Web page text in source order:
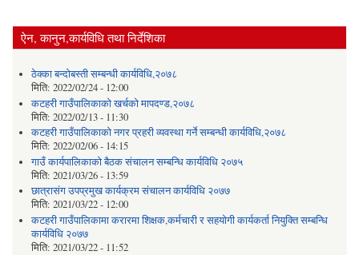
ऐन, कानुन,कार्यविधि तथा निर्देशिका
ठेक्का बन्दोबस्ती सम्बन्धी कार्यविधि,२०७८
मिति: 2022/02/24 - 12:00
कटहरी गाउँपालिकाको खर्चको मापदण्ड,२०७८
मिति: 2022/02/13 - 11:30
कटहरी गाउँपालिकाको नगर प्रहरी व्यवस्था गर्ने सम्बन्धी कार्यविधि,२०७८
मिति: 2022/02/06 - 14:15
गाउँ कार्यपालिकाको बैठक संचालन सम्बन्धि कार्यविधि २०७५
मिति: 2021/03/26 - 13:59
छात्रासंग उपप्रमुख कार्यक्रम संचालन कार्यविधि २०७७
मिति: 2021/03/22 - 12:00
कटहरी गाउँपालिकामा करारमा शिक्षक,कर्मचारी र सहयोगी कार्यकर्ता नियुक्ति सम्बन्धि
कार्यविधि २०७७
मिति: 2021/03/22 - 11:52